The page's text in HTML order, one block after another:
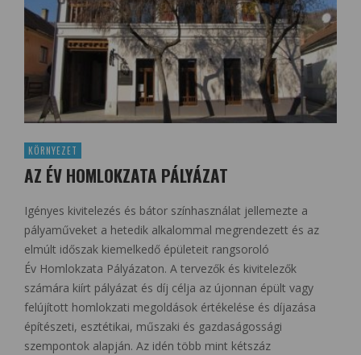
KÖRNYEZET
AZ ÉV HOMLOKZATA PÁLYÁZAT
Igényes kivitelezés és bátor színhasználat jellemezte a
pályaműveket a hetedik alkalommal megrendezett és az
elmúlt időszak kiemelkedő épületeit rangsoroló
Év Homlokzata Pályázaton. A tervezők és kivitelezők
számára kiírt pályázat és díj célja az újonnan épült vagy
felújított homlokzati megoldások értékelése és díjazása
építészeti, esztétikai, műszaki és gazdaságossági
szempontok alapján. Az idén több mint kétszáz